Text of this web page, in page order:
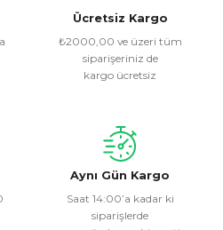
ederiz.
veya görüntülenemiyor.
pahalı.
olmalı.
Ücretsiz Kargo
₺2000,00 ve üzeri tüm
siparişeriniz de
kargo ücretsiz
Aynı Gün Kargo
Saat 14:00’a kadar ki
siparişlerde